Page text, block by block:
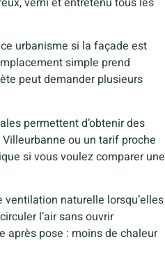
urbanisme si la façade est
simple prend
peut demander plusieurs
permettent d’obtenir des
ou un tarif proche
si vous voulez comparer une
naturelle lorsqu’elles
l’air sans ouvrir
pose : moins de chaleur